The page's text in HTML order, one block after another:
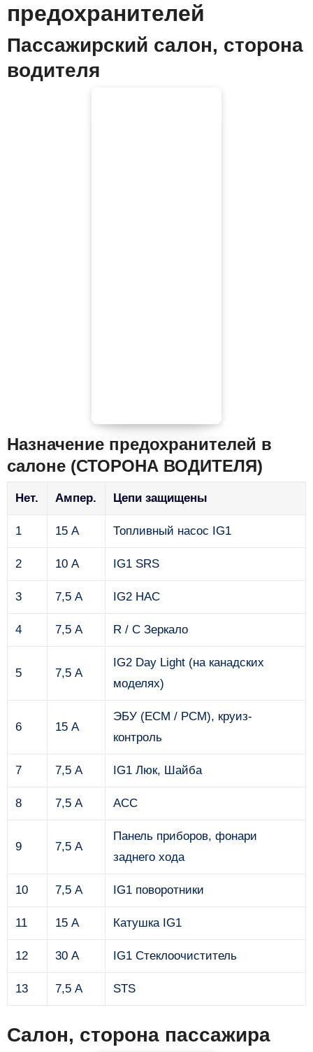
предохранителей
Пассажирский салон, сторона
водителя
Назначение предохранителей в
салоне (СТОРОНА ВОДИТЕЛЯ)
Нет. Ампер. Цепи защищены
1 15 А Топливный насос IG1
2 10 А IG1 SRS
3 7,5 А IG2 HAC
4 7,5 А R / C Зеркало
5 7,5 А
IG2 Day Light (на канадских
моделях)
6 15 А
ЭБУ (ECM / PCM), круиз-
контроль
7 7,5 А IG1 Люк, Шайба
8 7,5 А ACC
9 7,5 А
Панель приборов, фонари
заднего хода
10 7,5 А IG1 поворотники
11 15 А Катушка IG1
12 30 А IG1 Стеклоочиститель
13 7,5 А STS
Салон, сторона пассажира